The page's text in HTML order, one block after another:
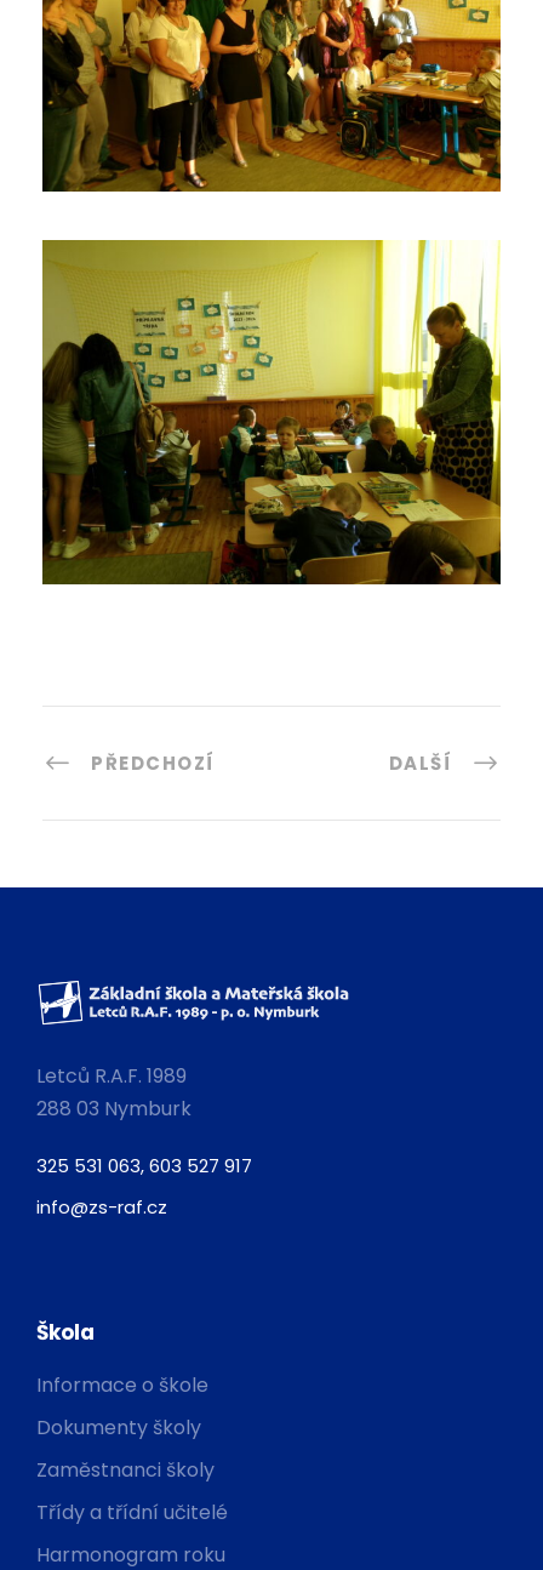
PŘEDCHOZÍ DALŠÍ
Letců R.A.F. 1989
288 03 Nymburk
325 531 063, 603 527 917
info@zs-raf.cz
Škola
Informace o škole
Dokumenty školy
Zaměstnanci školy
Třídy a třídní učitelé
Harmonogram roku